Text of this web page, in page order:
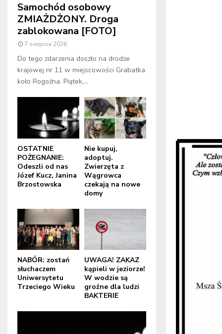
Samochód osobowy
ZMIAŻDŻONY. Droga
zablokowana [FOTO]
7 sierpnia 2026
Do tego zdarzenia doszło na drodze
krajowej nr 11 w miejscowości Grabatka
koło Rogoźna. Piątek,...
OSTATNIE
POŻEGNANIE:
Odeszli od nas
Józef Kucz, Janina
Brzostowska
Nie kupuj,
adoptuj.
Zwierzęta z
Wągrowca
czekają na nowe
domy
NABÓR: zostań
słuchaczem
Uniwersytetu
Trzeciego Wieku
UWAGA! ZAKAZ
kąpieli w jeziorze!
W wodzie są
groźne dla ludzi
BAKTERIE